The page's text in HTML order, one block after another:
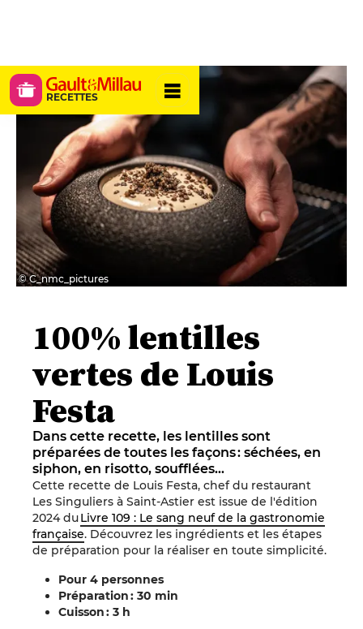
RECETTES
© C_nmc_pictures
100% lentilles
vertes de Louis
Festa
Dans cette recette, les lentilles sont
préparées de toutes les façons : séchées, en
siphon, en risotto, soufflées…
Cette recette de Louis Festa, chef du restaurant
Les Singuliers à Saint-Astier est issue de l'édition
2024 duLivre 109 : Le sang neuf de la gastronomie
française. Découvrez les ingrédients et les étapes
de préparation pour la réaliser en toute simplicité.
Pour 4 personnes
Préparation : 30 min
Cuisson : 3 h